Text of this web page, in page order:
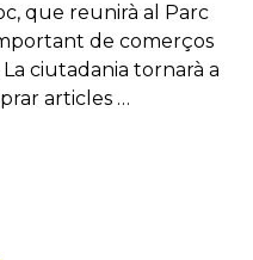
que reunirà al Parc
de comerços
ciutadania tornarà a
articles …